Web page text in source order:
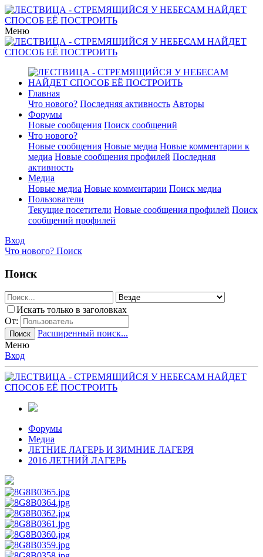
Меню
Главная
Что нового? Последняя активность Авторы
Форумы
Новые сообщения Поиск сообщений
Что нового?
Новые сообщения Новые медиа Новые комментарии к
медиа Новые сообщения профилей Последняя
активность
Медиа
Новые медиа Новые комментарии Поиск медиа
Пользователи
Текущие посетители Новые сообщения профилей Поиск
сообщений профилей
Вход
Что нового? Поиск
Поиск
Искать только в заголовках
От:
Поиск
Расширенный поиск...
Меню
Вход
Форумы
Медиа
ЛЕТНИЕ ЛАГЕРЬ И ЗИМНИЕ ЛАГЕРЯ
2016 ЛЕТНИЙ ЛАГЕРЬ